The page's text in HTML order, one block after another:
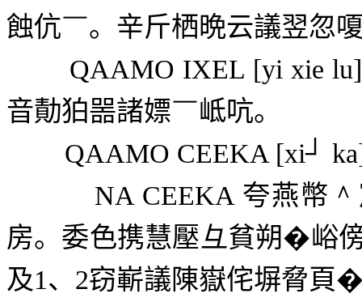
蝕伉￣。辛斤栖晩云議翌忽
QAAMO IXEL [yi xie
音勣狛噐諸嫖￣岻吭。
QAAMO CEEKA [xi┘
NA CEEKA 夸燕幣 ＾
房。委色携慧壓彑貧朔�峪
及1、 2窃嶄議陳嶽侘塀脅頁